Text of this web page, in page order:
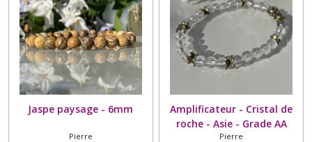
Jaspe paysage - 6mm
Pierre
Amplificateur - Cristal de
roche - Asie - Grade AA
Pierre